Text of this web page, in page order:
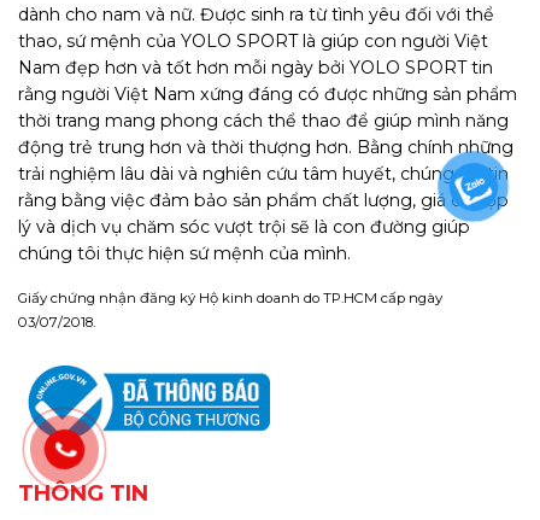
dành cho nam và nữ. Được sinh ra từ tình yêu đối với thể
thao, sứ mệnh của YOLO SPORT là giúp con người Việt
Nam đẹp hơn và tốt hơn mỗi ngày bởi YOLO SPORT tin
rằng người Việt Nam xứng đáng có được những sản phẩm
thời trang mang phong cách thể thao để giúp mình năng
động trẻ trung hơn và thời thượng hơn. Bằng chính những
trải nghiệm lâu dài và nghiên cứu tâm huyết, chúng tôi tin
rằng bằng việc đảm bảo sản phẩm chất lượng, giá cả hợp
lý và dịch vụ chăm sóc vượt trội sẽ là con đường giúp
chúng tôi thực hiện sứ mệnh của mình.
Giấy chứng nhận đăng ký Hộ kinh doanh do TP.HCM cấp ngày
03/07/2018.
THÔNG TIN